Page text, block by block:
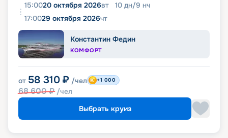
15:0020 октября 2026вт 10 дн/9 нч
17:0029 октября 2026чт
Константин Федин
КОМФОРТ
от 58 310 ₽ /чел
68 600₽ /чел
+1 000
Выбрать круиз